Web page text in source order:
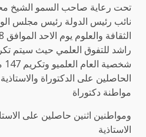
تحت رعاية صاحب السمو الشيخ
نائب رئيس الدولة رئيس مجلس
راشد للتفوق العلمي حيث سيتم
مواطنة دكتوراة
ومواطنين اثنين حاصلين على
الاستاذية